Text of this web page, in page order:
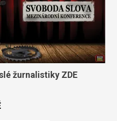
žurnalistiky ZDE